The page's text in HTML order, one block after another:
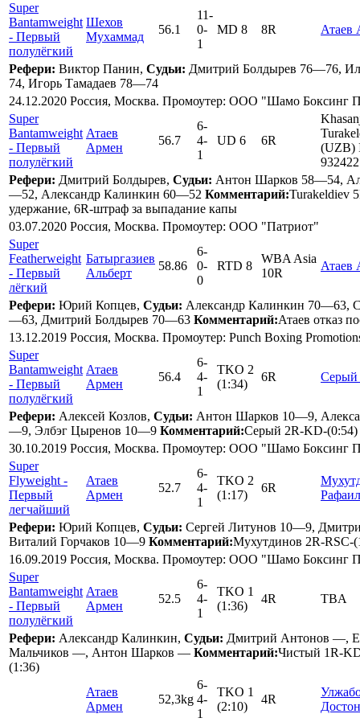
Super
Bantamweight
- Первый
полулёгкий
Шехов
Мухаммад
56.1
11-
0-
1
MD 8 8R Атаев
Рефери: Виктор Панин, Судьи: Дмитрий Болдырев 76—76,
74, Игорь Тамадаев 78—74
24.12.2020 Россия, Москва. Промоутер: ООО "Шамо Боксинг
Super
Bantamweight
- Первый
полулёгкий
Атаев
Армен
56.7
6-
4-
1
UD 6 6R
(UZB)
932422
Рефери: Дмитрий Болдырев, Судьи: Антон Шарков 58—54,
—52, Александр Калинкин 60—52 Комментарий:Turakeldiev
удержание, 6R-штраф за выпадание капы
03.07.2020 Россия, Москва. Промоутер: ООО "Патриот"
Super
Featherweight
- Первый
лёгкий
Батыргазиев
Альберт
58.86
6-
0-
0
RTD 8
WBA Asia
10R
Атаев
Рефери: Юрий Копцев, Судьи: Александр Калинкин 70—63,
—63, Дмитрий Болдырев 70—63 Комментарий:Атаев отказ
13.12.2019 Россия, Москва. Промоутер: Punch Boxing
Super
Bantamweight
- Первый
полулёгкий
Атаев
Армен
56.4
6-
4-
1
TKO 2
(1:34)
6R
Рефери: Алексей Козлов, Судьи: Антон Шарков 10—9,
—9, Элбэг Цыренов 10—9 Комментарий:Серый 2R-KD-(0:54)
30.10.2019 Россия, Москва. Промоутер: ООО "Шамо Боксинг
Super
Flyweight -
Первый
легчайший
Атаев
Армен
52.7
6-
4-
1
TKO 2
(1:17)
6R
Рафаил
Рефери: Юрий Копцев, Судьи: Сергей Литунов 10—9,
Виталий Горчаков 10—9 Комментарий:Мухутдинов 2R-RSC-
16.09.2019 Россия, Москва. Промоутер: ООО "Шамо Боксинг
Super
Bantamweight
- Первый
полулёгкий
Атаев
Армен
52.5
6-
4-
1
TKO 1
(1:36)
4R TBA
Рефери: Александр Калинкин, Судьи: Дмитрий Антонов —,
Мальчиков —, Антон Шарков — Комментарий:Чистый 1R-
(1:36)
Атаев
Армен
52,3kg
6-
4-
1
TKO 1
(2:10)
4R